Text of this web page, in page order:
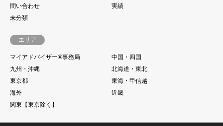
問い合わせ
実績
未分類
エリア
マイアドバイザー®事務局
中国・四国
九州・沖縄
北海道・東北
東京都
東海・甲信越
海外
近畿
関東【東京除く】